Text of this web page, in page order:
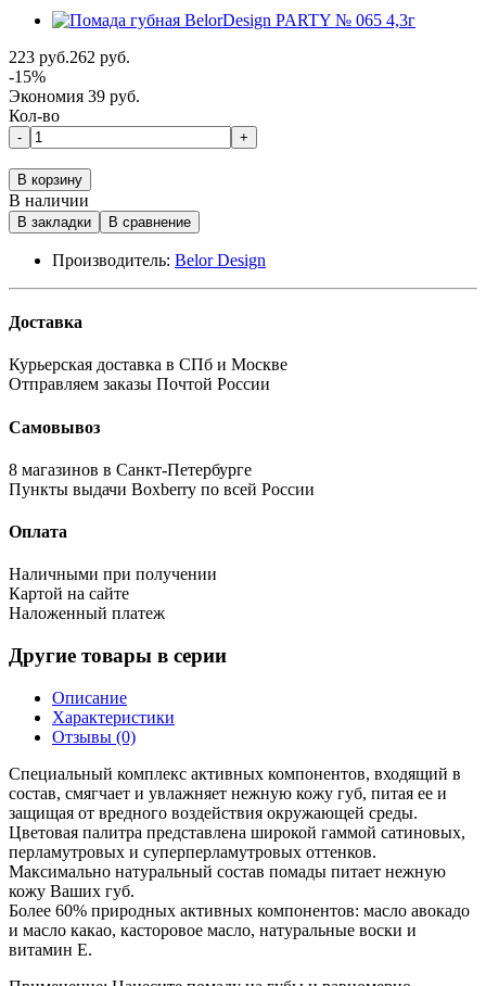
223 руб.262 руб.
-15%
Экономия 39 руб.
Кол-во
- +
В корзину
В наличии
В закладки В сравнение
Производитель: Belor Design
Доставка
Курьерская доставка в СПб и Москве
Отправляем заказы Почтой России
Самовывоз
8 магазинов в Санкт-Петербурге
Пункты выдачи Boxberry по всей России
Оплата
Наличными при получении
Картой на сайте
Наложенный платеж
Другие товары в серии
Описание
Характеристики
Отзывы (0)
Специальный комплекс активных компонентов, входящий в
состав, смягчает и увлажняет нежную кожу губ, питая ее и
защищая от вредного воздействия окружающей среды.
Цветовая палитра представлена широкой гаммой сатиновых,
перламутровых и суперперламутровых оттенков.
Максимально натуральный состав помады питает нежную
кожу Ваших губ.
Более 60% природных активных компонентов: масло авокадо
и масло какао, касторовое масло, натуральные воски и
витамин Е.